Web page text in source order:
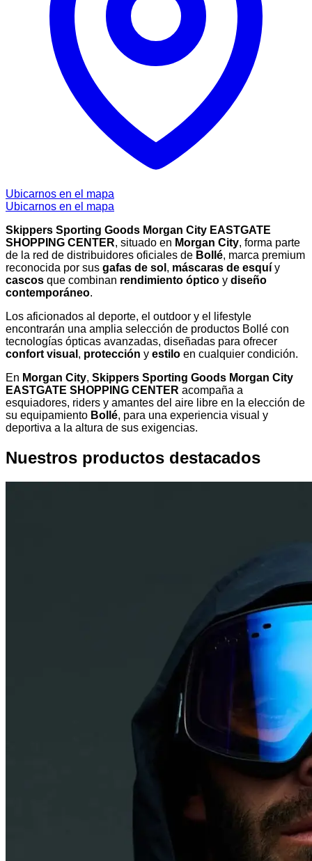
Ubicarnos en el mapa
Ubicarnos en el mapa
Skippers Sporting Goods Morgan City EASTGATE
SHOPPING CENTER, situado en Morgan City, forma parte
de la red de distribuidores oficiales de Bollé, marca premium
reconocida por sus gafas de sol , máscaras de esquí y
cascos que combinan rendimiento óptico y diseño
contemporáneo.
Los aficionados al deporte, el outdoor y el lifestyle
encontrarán una amplia selección de productos Bollé con
tecnologías ópticas avanzadas, diseñadas para ofrecer
confort visual , protección y estilo en cualquier condición.
En Morgan City, Skippers Sporting Goods Morgan City
EASTGATE SHOPPING CENTER acompaña a
esquiadores, riders y amantes del aire libre en la elección de
su equipamiento Bollé, para una experiencia visual y
deportiva a la altura de sus exigencias.
Nuestros productos destacados